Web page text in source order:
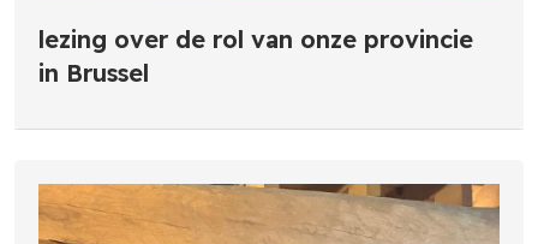
lezing over de rol van onze provincie
in Brussel